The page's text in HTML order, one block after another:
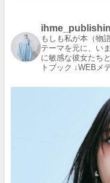
もしも私が本（物
テーマを元に、い
に敏感な彼女たち
トブック ↓WEBメ